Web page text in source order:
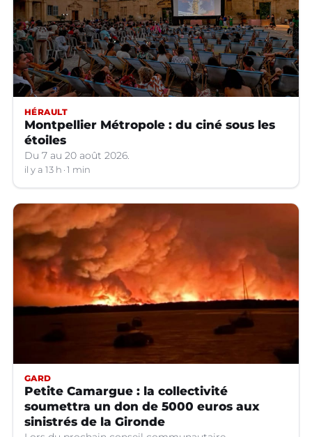
HÉRAULT
Montpellier Métropole : du ciné sous les
étoiles
Du 7 au 20 août 2026.
il y a 13 h 1 min
GARD
Petite Camargue : la collectivité
soumettra un don de 5000 euros aux
sinistrés de la Gironde